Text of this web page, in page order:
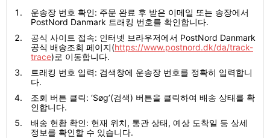
운송장 번호 확인: 주문 완료 후 받은 이메일 또는 송장에서
PostNord Danmark 트래킹 번호를 확인합니다.
공식 사이트 접속: 인터넷 브라우저에서 PostNord Danmark
공식 배송조회 페이지(https://www.postnord.dk/da/track-
trace)로 이동합니다.
트래킹 번호 입력: 검색창에 운송장 번호를 정확히 입력합니
다.
조회 버튼 클릭: ‘Søg’(검색) 버튼을 클릭하여 배송 상태를 확
인합니다.
배송 현황 확인: 현재 위치, 통관 상태, 예상 도착일 등 상세
정보를 확인할 수 있습니다.